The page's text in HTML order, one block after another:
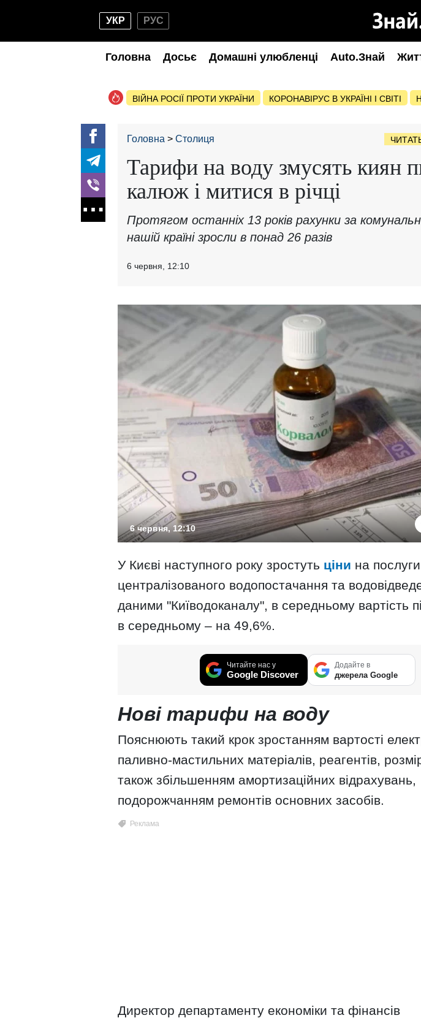
УКР РУС
Головна Досьє Домашні улюбленці Auto.Знай
ВІЙНА РОСІЇ ПРОТИ УКРАЇНИ КОРОНАВІРУС В УКРАЇНІ І СВІТІ
Головна Столиця
Тарифи на воду змусять киян
калюж і митися в річці
Протягом останніх 13 років рахунки за
нашій країні зросли в понад 26 разів
6 червня, 12:10
6 червня, 12:10
У Києві наступного року зростуть ціни на послуги
централізованого водопостачання та
даними "Київодоканалу", в середньому вартість
в середньому – на 49,6%.
Читайте нас у
Google Discover
Додайте в
джерела Google
Нові тарифи на воду
Пояснюють такий крок зростанням вартості
паливно-мастильних матеріалів, реагентів,
також збільшенням амортизаційних відрахувань,
подорожчанням ремонтів основних засобів.
Директор департаменту економіки та фінансів